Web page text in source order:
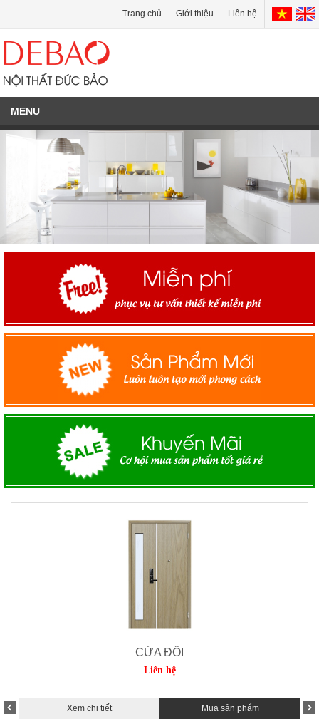
Trang chủ Giới thiệu Liên hệ
MENU
CỬA ĐÔI
Liên hệ
Xem chi tiết Mua sản phẩm